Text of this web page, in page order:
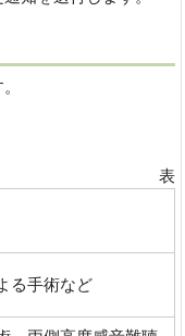
表
る手術など